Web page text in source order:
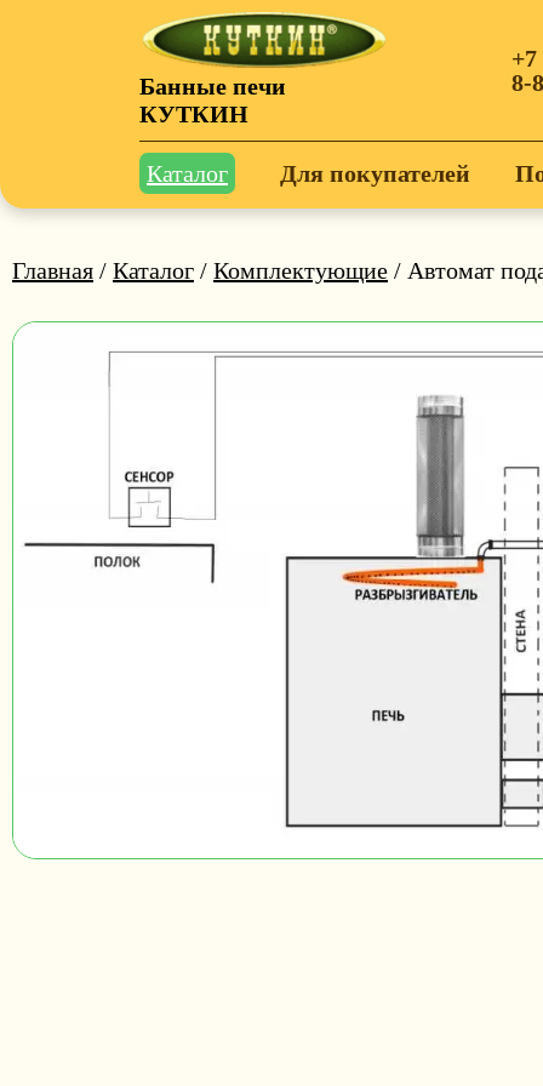
Банные печи
КУТКИН
+7
8-
Каталог Для покупателей
Главная / Каталог / Комплектующие / Автомат